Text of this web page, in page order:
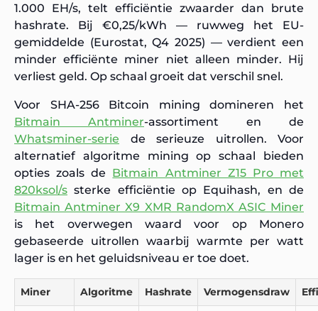
1.000 EH/s, telt efficiëntie zwaarder dan brute
hashrate. Bij €0,25/kWh — ruwweg het EU-
gemiddelde (Eurostat, Q4 2025) — verdient een
minder efficiënte miner niet alleen minder. Hij
verliest geld. Op schaal groeit dat verschil snel.
Voor SHA-256 Bitcoin mining domineren het
Bitmain Antminer-assortiment en de
Whatsminer-serie de serieuze uitrollen. Voor
alternatief algoritme mining op schaal bieden
opties zoals de Bitmain Antminer Z15 Pro met
820ksol/s sterke efficiëntie op Equihash, en de
Bitmain Antminer X9 XMR RandomX ASIC Miner
is het overwegen waard voor op Monero
gebaseerde uitrollen waarbij warmte per watt
lager is en het geluidsniveau er toe doet.
Miner Algoritme Hashrate Vermogensdraw